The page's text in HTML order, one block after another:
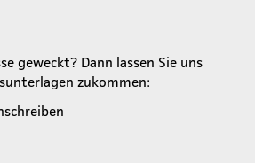
geweckt? Dann lassen Sie uns
zukommen: